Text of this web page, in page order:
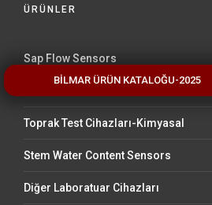
ÜRÜNLER
Sap Flow Sensors
Toprak Test Cihazları-Kimyasal
Stem Water Content Sensors
Diğer Laboratuar Cihazları
BİLMAR ÜRÜN KATALOĞU-2025